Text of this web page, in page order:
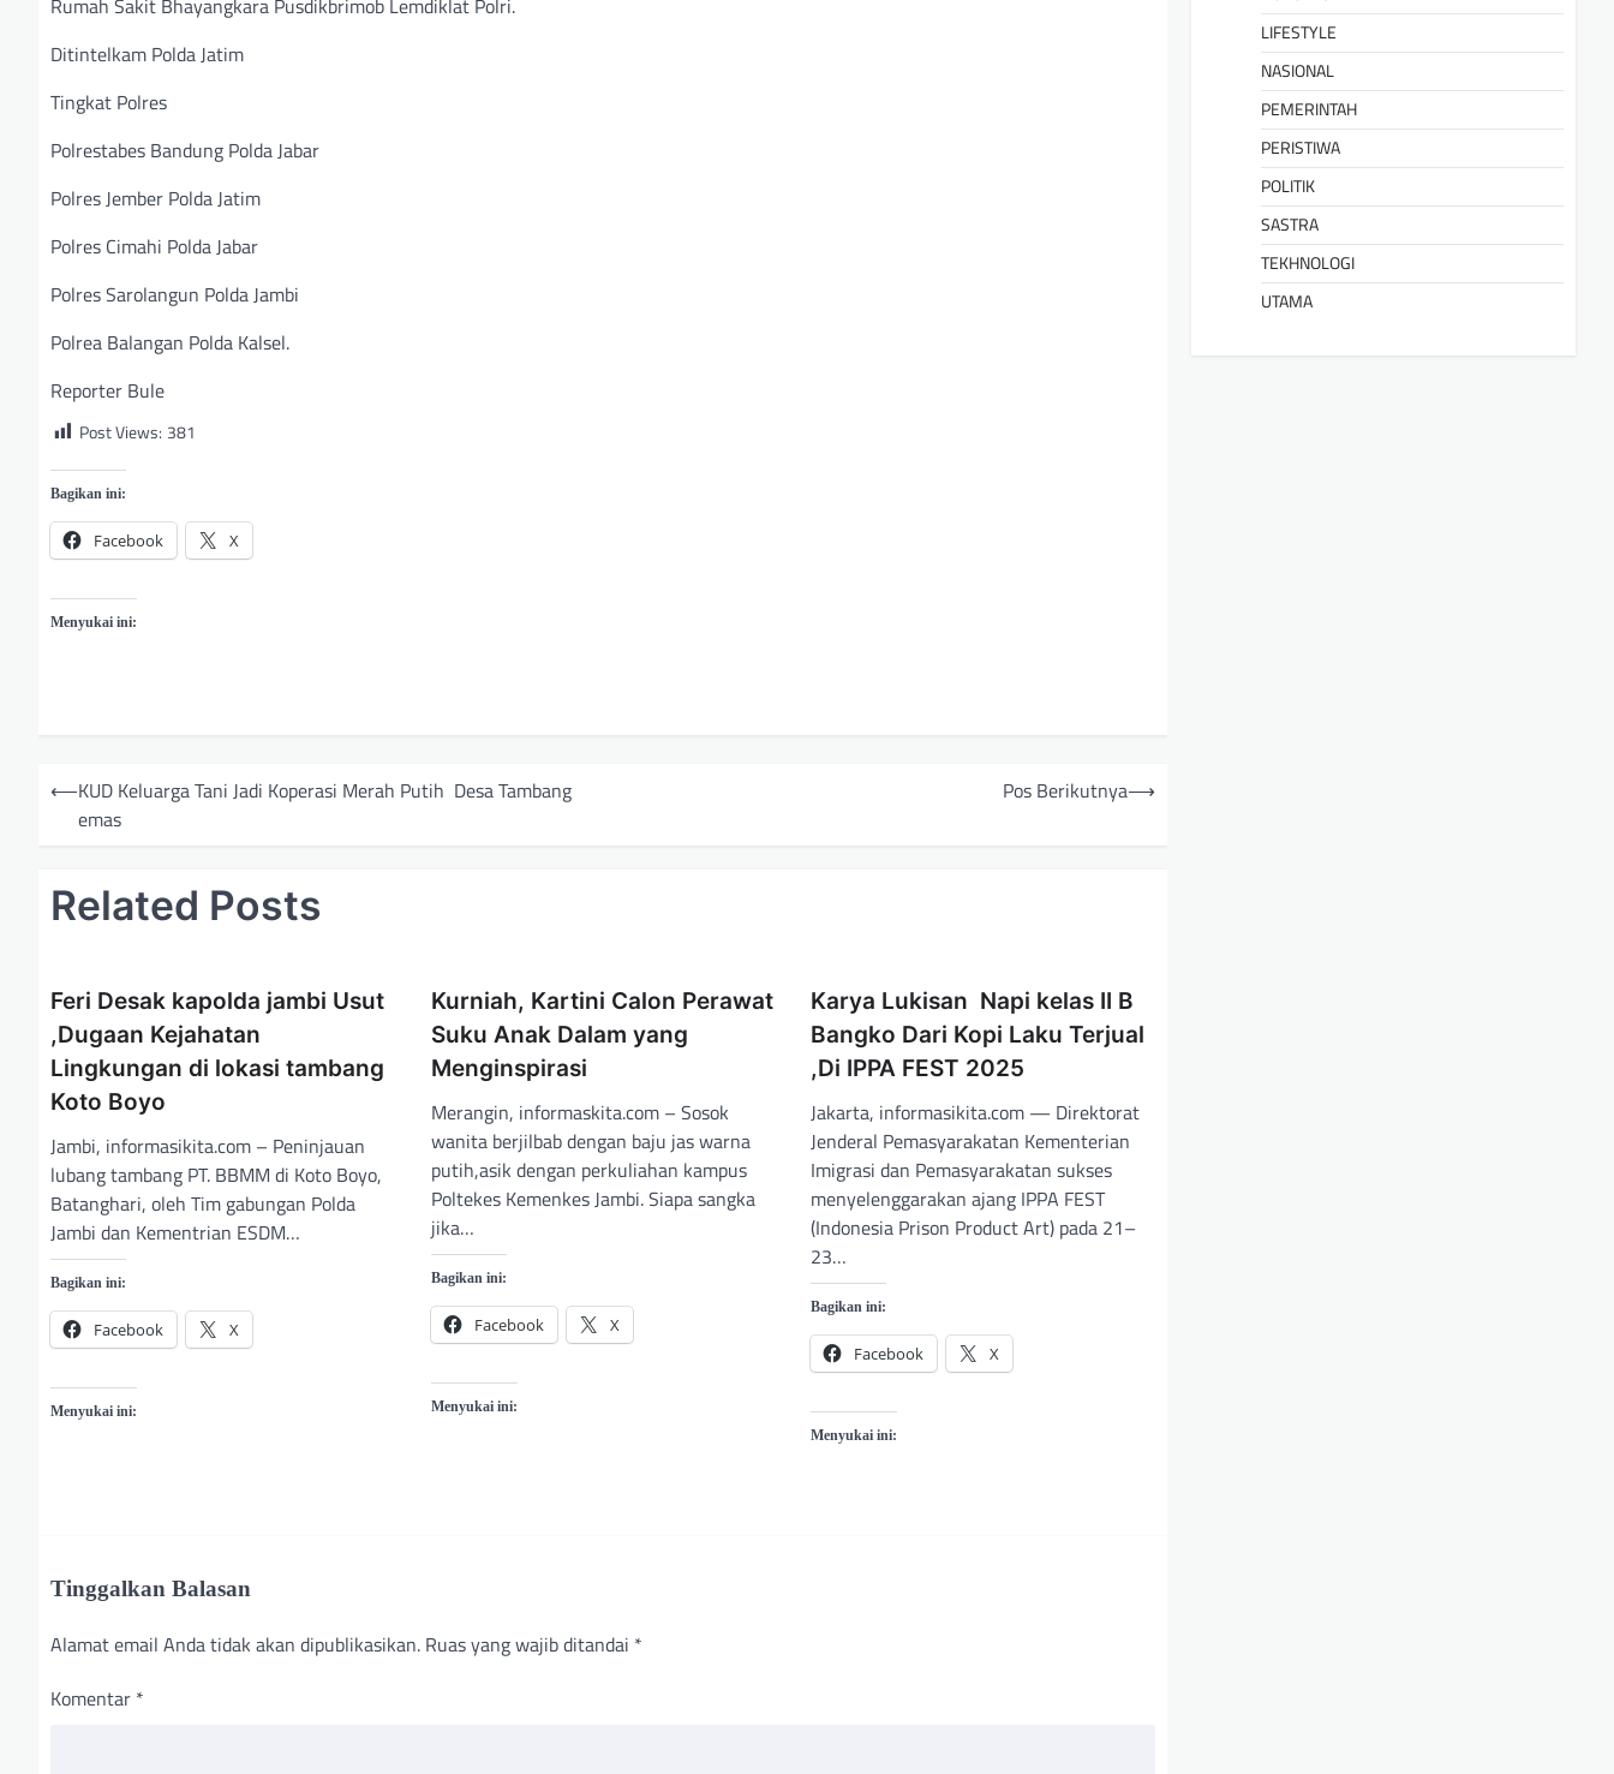
Ditintelkam Polda Jatim
Tingkat Polres
Polrestabes Bandung Polda Jabar
Polres Jember Polda Jatim
Polres Cimahi Polda Jabar
Polres Sarolangun Polda Jambi
Polrea Balangan Polda Kalsel.
Reporter Bule
Post Views: 381
Bagikan ini:
Facebook X
Menyukai ini:
N
⟵KUD Keluarga Tani Jadi Koperasi Merah Putih Desa Tambang
emas
Pos Berikutnya⟶
Related Posts
Feri Desak kapolda jambi Usut
,Dugaan Kejahatan
Lingkungan di lokasi tambang
Koto Boyo
Jambi, informasikita.com – Peninjauan
lubang tambang PT. BBMM di Koto Boyo,
Batanghari, oleh Tim gabungan Polda
Jambi dan Kementrian ESDM…
Bagikan ini:
Facebook X
Menyukai ini:
Kurniah, Kartini Calon Perawat
Suku Anak Dalam yang
Menginspirasi
Merangin, informaskita.com – Sosok
wanita berjilbab dengan baju jas warna
putih,asik dengan perkuliahan kampus
Poltekes Kemenkes Jambi. Siapa sangka
jika…
Bagikan ini:
Facebook X
Menyukai ini:
Karya Lukisan Napi kelas II B
Bangko Dari Kopi Laku Terjual
,Di IPPA FEST 2025
Jakarta, informasikita.com — Direktorat
Jenderal Pemasyarakatan Kementerian
Imigrasi dan Pemasyarakatan sukses
menyelenggarakan ajang IPPA FEST
(Indonesia Prison Product Art) pada 21–
23…
Bagikan ini:
Facebook X
Menyukai ini:
Tinggalkan Balasan
Alamat email Anda tidak akan dipublikasikan. Ruas yang wajib ditandai *
Komentar *
LIFESTYLE
NASIONAL
PEMERINTAH
PERISTIWA
POLITIK
SASTRA
TEKHNOLOGI
UTAMA